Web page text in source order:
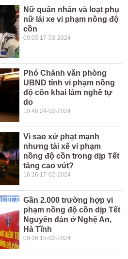
Nữ quân nhân và loạt phụ
nữ lái xe vi phạm nồng độ
cồn
09:05 17-03-2024
Phó Chánh văn phòng
UBND tỉnh vi phạm nồng
độ cồn khai làm nghề tự
do
10:46 24-02-2024
Vì sao xử phạt mạnh
nhưng tài xế vi phạm
nồng độ cồn trong dịp Tết
tăng cao vút?
16:16 17-02-2024
Gần 2.000 trường hợp vi
phạm nồng độ cồn dịp Tết
Nguyên đán ở Nghệ An,
Hà Tĩnh
09:06 15-02-2024